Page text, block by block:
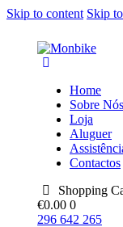
Skip to content Skip
Home
Sobre Nós
Loja
Aluguer
Contactos
Shopping
€0.00 0
296 642 265